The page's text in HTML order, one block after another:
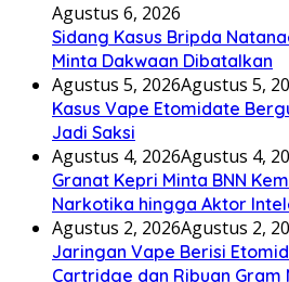
Agustus 6, 2026
Sidang Kasus Bripda
Minta Dakwaan Dibatalkan
Agustus 5, 2026Agustus 5,
Kasus Vape Etomidate
Jadi Saksi
Agustus 4, 2026Agustus 4,
Granat Kepri Minta BNN
Narkotika hingga Aktor
Agustus 2, 2026Agustus 2,
Jaringan Vape Berisi
Cartridge dan Ribuan Gram